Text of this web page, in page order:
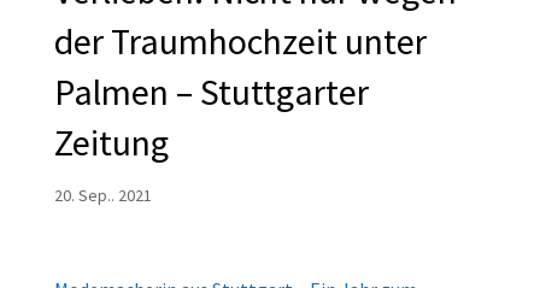
der Traumhochzeit unter
Palmen – Stuttgarter
Zeitung
20. Sep.. 2021